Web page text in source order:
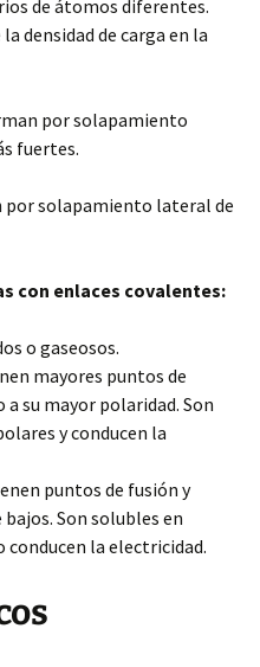
de átomos diferentes.
densidad de carga en la
por solapamiento
fuertes.
por solapamiento lateral de
con enlaces covalentes:
o gaseosos.
mayores puntos de
su mayor polaridad. Son
y conducen la
puntos de fusión y
Son solubles en
conducen la electricidad.